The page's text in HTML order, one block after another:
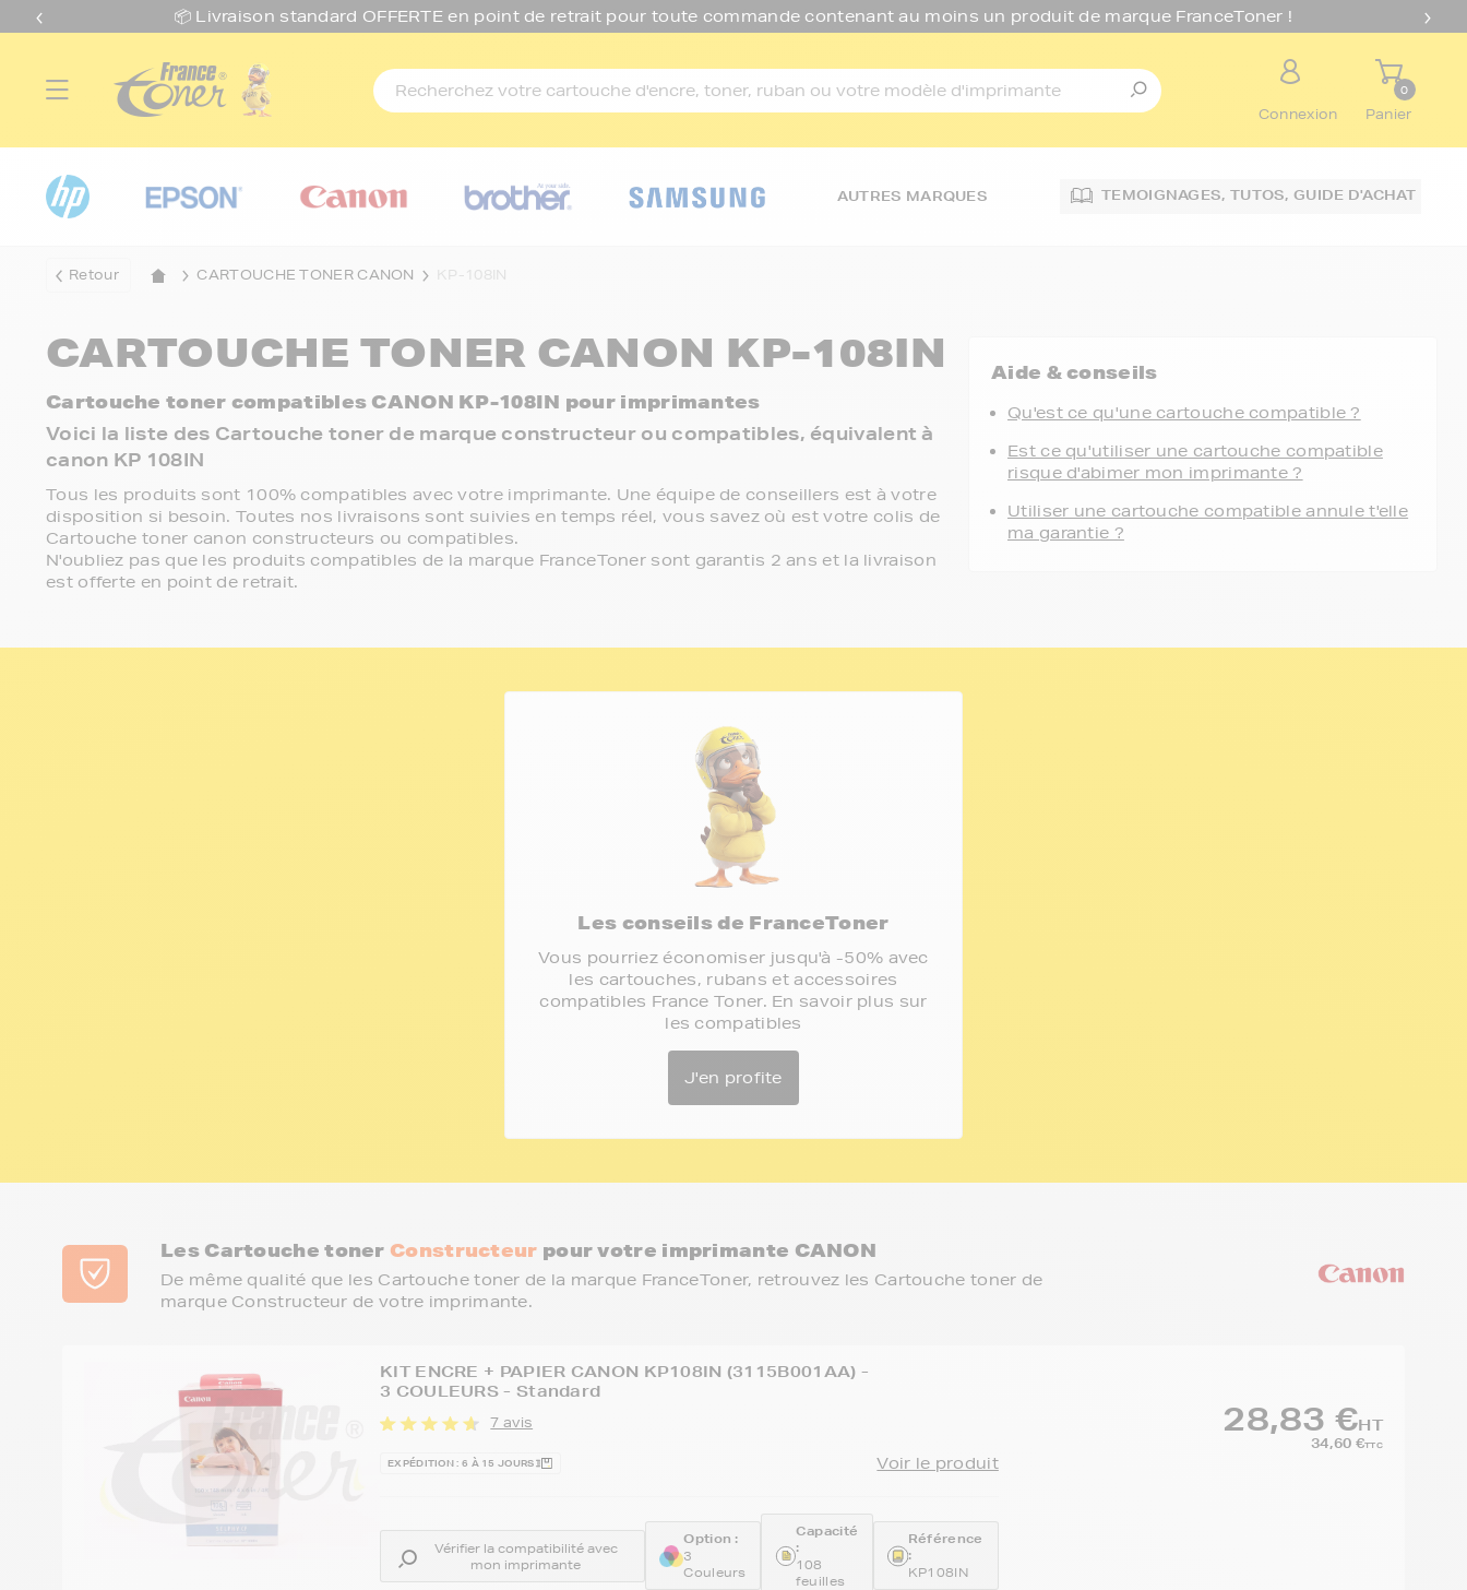
📦 Livraison standard OFFERTE en point de retrait pour toute commande contenant au moins un produit de marque FranceToner !
Connexion
0
Panier
AUTRES MARQUES TEMOIGNAGES, TUTOS,GUIDE D'ACHAT
Retour CARTOUCHE TONER CANON KP-108IN
CARTOUCHE TONER CANON KP-108IN
Cartouche toner compatibles CANON KP-108IN pour imprimantes
Voici la liste des Cartouche toner de marque constructeur ou compatibles, équivalent à
canon KP 108IN
Tous les produits sont 100% compatibles avec votre imprimante. Une équipe de conseillers est à votre
disposition si besoin. Toutes nos livraisons sont suivies en temps réel, vous savez où est votre colis de
Cartouche toner canon constructeurs ou compatibles.
N'oubliez pas que les produits compatibles de la marque FranceToner sont garantis 2 ans et la livraison
est offerte en point de retrait.
Aide & conseils
Qu'est ce qu'une cartouche compatible ?
Est ce qu'utiliser une cartouche compatible
risque d'abimer mon imprimante ?
Utiliser une cartouche compatible annule t'elle
ma garantie ?
Les conseils de FranceToner
Vous pourriez économiser jusqu'à -50% avec
les cartouches, rubans et accessoires
compatibles France Toner. En savoir plus sur
les compatibles
J'en profite
Les Cartouche toner Constructeur pour votre imprimante CANON
De même qualité que les Cartouche toner de la marque FranceToner, retrouvez les Cartouche toner de
marque Constructeur de votre imprimante.
KIT ENCRE + PAPIER CANON KP108IN (3115B001AA) -
3 COULEURS - Standard
7 avis
EXPÉDITION : 6 À 15 JOURS Voir le produit
Vérifier la compatibilité avec
mon imprimante
Option :
3
Couleurs
Capacité
:
108
feuilles
Référence
:
KP108IN
28,83 €HT
34,60 €TTC